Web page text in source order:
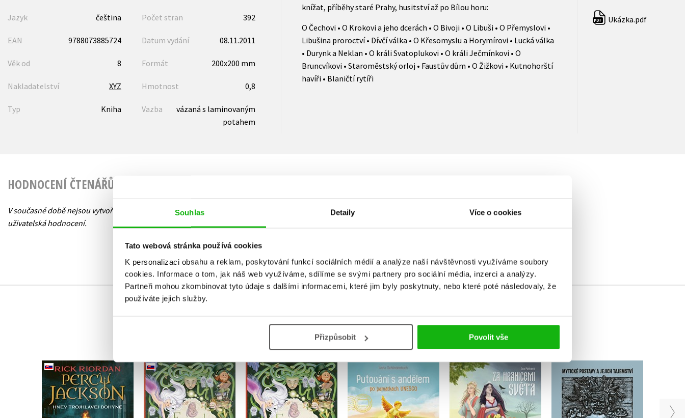
Souhlas Detaily Více o cookies
Tato webová stránka používá cookies
K personalizaci obsahu a reklam, poskytování funkcí sociálních médií a analýze naší návštěvnosti využíváme soubory
cookies. Informace o tom, jak náš web využíváme, sdílíme se svými partnery pro sociální média, inzerci a analýzy.
Partneři mohou zkombinovat tyto údaje s dalšími informacemi, které jim byly poskytnuty, nebo které poté následovaly, že
používáte jejich služby.
Přizpůsobit Povolit vše
Jazyk čeština Počet stran 392
EAN 9788073885724 Datum vydání 08.11.2011
Věk od 8 Formát 200x200 mm
Nakladatelství XYZ Hmotnost 0,8
Typ Kniha Vazba
vázaná s laminovaným
potahem
knížat, příběhy staré Prahy, husitství až po Bílou horu:
O Čechovi • O Krokovi a jeho dcerách • O Bivoji • O Libuši • O Přemyslovi •
Libušina proroctví • Dívčí válka • O Křesomyslu a Horymírovi • Lucká válka
• Durynk a Neklan • O králi Svatoplukovi • O králi Ječmínkovi • O
Bruncvíkovi • Staroměstský orloj • Faustův dům • O Žižkovi • Kutnohorští
havíři • Blaničtí rytíři
PDF Ukázka.pdf
HODNOCENÍ ČTENÁŘŮ
V současné době nejsou vytvořena žádná
uživatelská hodnocení.
Uživatelskou recenzi mohou vkládat pouze registrovaní uživatelé
Percy Jackson 7 – Hnev
trojhlavej bohyne
(slovensky)
Rick Riordan
Fantastické tvory
(slovensky)
Eleonora Barsotti
Fantastičtí tvorové
Eleonora Barsotti
Putování s andělem po
památkách UNESCO
Anna Schlindenbuch
Za hranicemi světa
Eva Pátková
Strážci českých hor
Ondřej Spurný